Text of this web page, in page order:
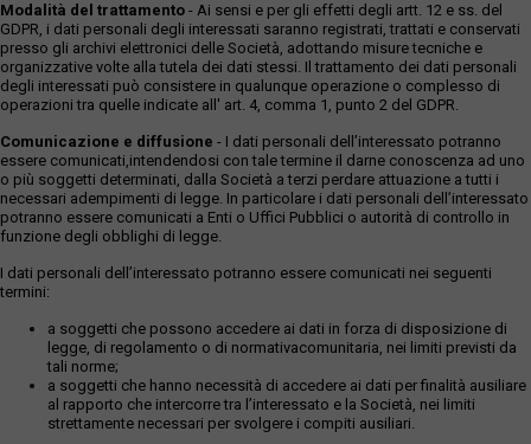
Modalità del trattamento - Ai sensi e per gli effetti degli artt. 12 e ss. del
GDPR, i dati personali degli interessati saranno registrati, trattati e conservati
presso gli archivi elettronici delle Società, adottando misure tecniche e
organizzative volte alla tutela dei dati stessi. Il trattamento dei dati personali
degli interessati può consistere in qualunque operazione o complesso di
operazioni tra quelle indicate all' art. 4, comma 1, punto 2 del GDPR.
Comunicazione e diffusione - I dati personali dell’interessato potranno
essere comunicati,intendendosi con tale termine il darne conoscenza ad uno
o più soggetti determinati, dalla Società a terzi perdare attuazione a tutti i
necessari adempimenti di legge. In particolare i dati personali dell’interessato
potranno essere comunicati a Enti o Uffici Pubblici o autorità di controllo in
funzione degli obblighi di legge.
I dati personali dell’interessato potranno essere comunicati nei seguenti
termini:
a soggetti che possono accedere ai dati in forza di disposizione di
legge, di regolamento o di normativacomunitaria, nei limiti previsti da
tali norme;
a soggetti che hanno necessità di accedere ai dati per finalità ausiliare
al rapporto che intercorre tra l’interessato e la Società, nei limiti
strettamente necessari per svolgere i compiti ausiliari.